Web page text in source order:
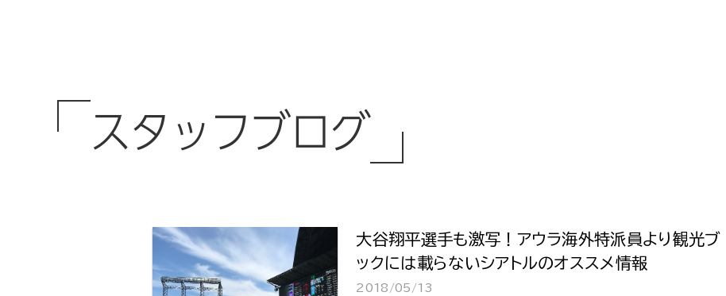
スタッフブログ
大谷翔平選手も激写！アウラ海外特派員より観光ブ
ックには載らないシアトルのオススメ情報
2018/05/13